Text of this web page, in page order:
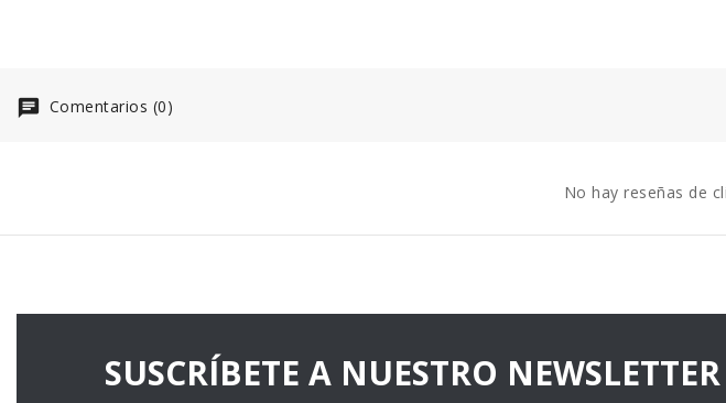
Comentarios (0)
No hay reseñas de
SUSCRÍBETE A NUESTRO NEWSLETTER